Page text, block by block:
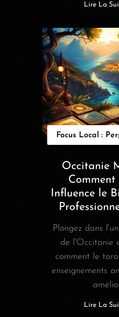
Lire La
Focus Local :
Occitanie
Influence le
Plongez dans
de l'Occitanie
comment le
enseignements
Lire La